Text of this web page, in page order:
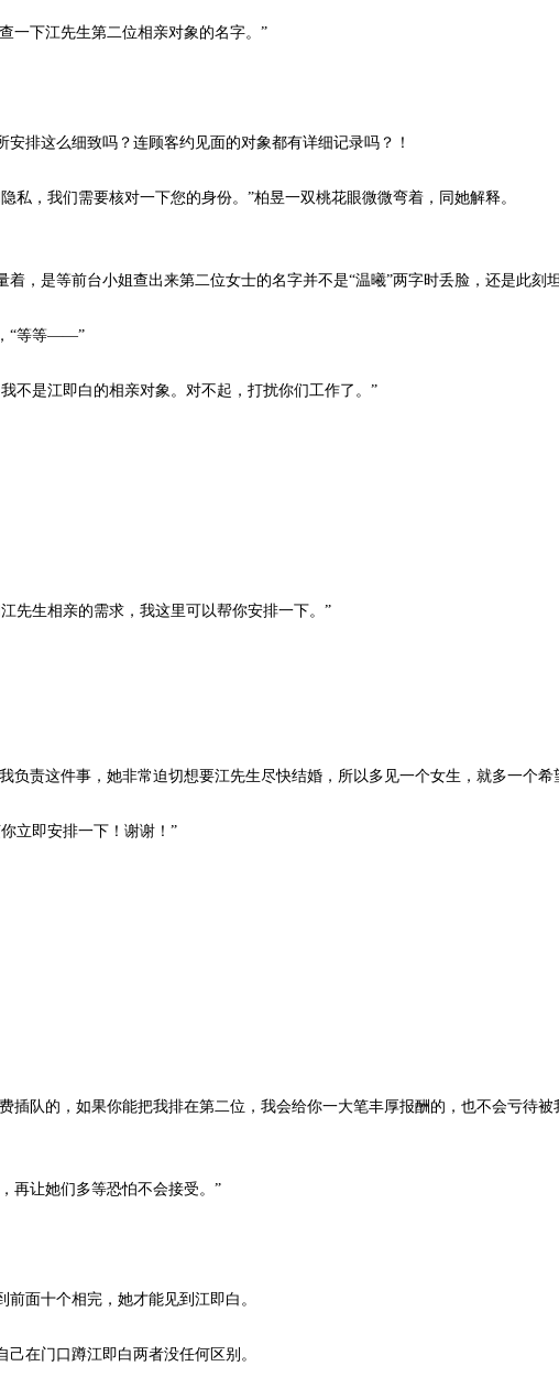
下江先生第二位相亲对象的名字。”
这么细致吗？连顾客约见面的对象都有详细记录吗？！
，我们需要核对一下您的身份。”柏昱一双桃花眼微微弯着，同她解释。
是等前台小姐查出来第二位女士的名字并不是“温曦”两字时丢脸，还是此刻坦
“等等——”
是江即白的相亲对象。对不起，打扰你们工作了。”
生相亲的需求，我这里可以帮你安排一下。”
责这件事，她非常迫切想要江先生尽快结婚，所以多见一个女生，就多一个
立即安排一下！谢谢！”
队的，如果你能把我排在第二位，我会给你一大笔丰厚报酬的，也不会亏待
让她们多等恐怕不会接受。”
面十个相完，她才能见到江即白。
在门口蹲江即白两者没任何区别。